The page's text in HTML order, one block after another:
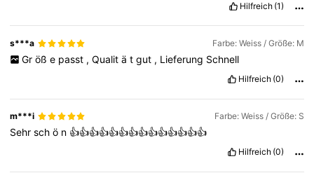
Hilfreich (1)
s***a Farbe: Weiss / Größe: M
Gr öß e passt , Qualit ä t gut , Lieferung Schnell
Hilfreich (0)
m***i Farbe: Weiss / Größe: S
Sehrschö n 👍👍👍👍👍👍👍👍👍👍👍👍👍👍
Hilfreich (0)